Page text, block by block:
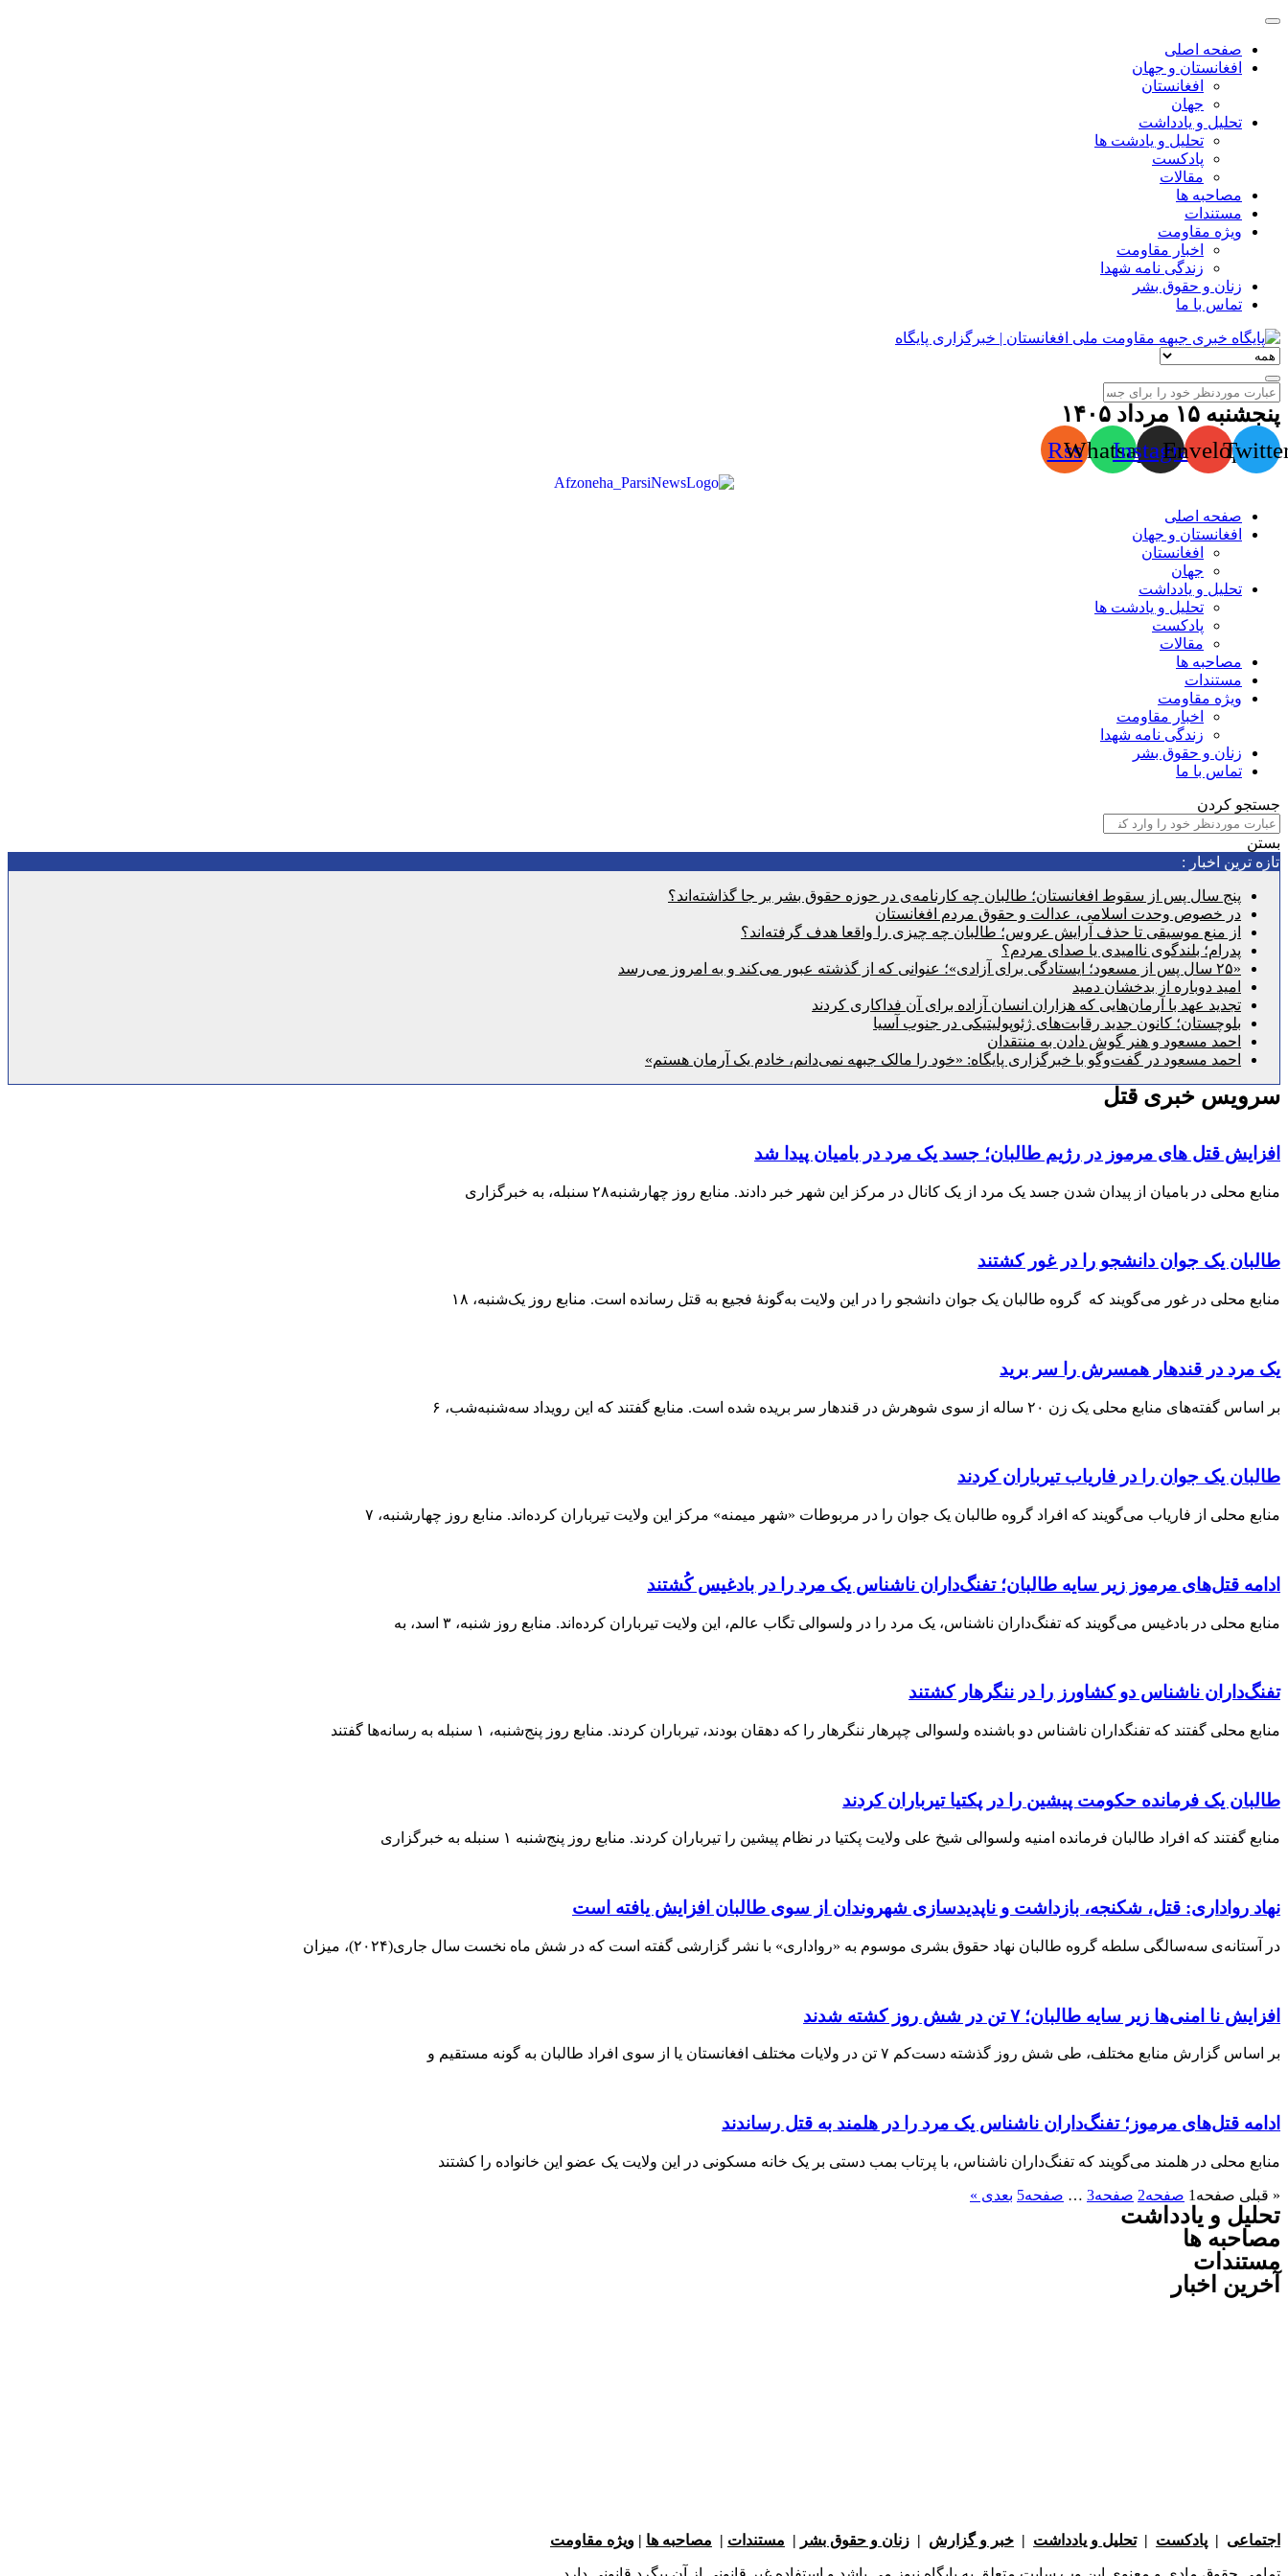
صفحه اصلی
افغانستان و جهان
افغانستان
جهان
تحلیل و یادداشت
تحلیل و یادشت ها
پادکست
مقالات
مصاحبه ها
مستندات
ویژه مقاومت
اخبار مقاومت
زندگی نامه شهدا
زنان و حقوق بشر
تماس با ما
پنجشنبه ۱۵ مرداد ۱۴۰۵
Envelope
Instagram
Whatsapp
Rss
صفحه اصلی
افغانستان و جهان
افغانستان
جهان
تحلیل و یادداشت
تحلیل و یادشت ها
پادکست
مقالات
مصاحبه ها
مستندات
ویژه مقاومت
اخبار مقاومت
زندگی نامه شهدا
زنان و حقوق بشر
تماس با ما
جستجو کردن
بستن
تازه ترین اخبار :
پنج سال پس از سقوط افغانستان؛ طالبان چه کارنامه‌ی در حوزه حقوق بشر بر جا گذاشته‌اند؟
در خصوص وحدت اسلامی، عدالت و حقوق مردم افغانستان
از منع موسیقی تا حذف آرایش عروس؛ طالبان چه چیزی را واقعا هدف گرفته‌اند؟
پدرام؛ بلندگوی ناامیدی یا صدای مردم؟
«۲۵ سال پس از مسعود؛ ایستادگی برای آزادی»؛ عنوانی که از گذشته عبور می‌کند و به امروز می‌رسد
امید دوباره از بدخشان دمید
تجدید عهد با آرمان‌هایی که هزاران انسان آزاده برای آن فداکاری کردند
بلوچستان؛ کانون جدید رقابت‌های ژئوپولیتیکی در جنوب آسیا
احمد مسعود و هنر گوش دادن به منتقدان
احمد مسعود در گفت‌وگو با خبرگزاری پایگاه: «خود را مالک جبهه نمی‌دانم، خادم یک آرمان هستم»
سرویس خبری قتل
افزایش قتل های مرموز در رژیم طالبان؛ جسد یک مرد در بامیان پیدا شد
منابع محلی در بامیان از پیدان شدن جسد یک مرد از یک کانال در مرکز این شهر خبر دادند. منابع روز چهارشنبه۲۸ سنبله، به خبرگزاری
طالبان یک جوان دانشجو را در غور کشتند
منابع محلی در غور می‌گویند که گروه طالبان یک جوان دانشجو را در این ولایت به‌گونۀ فجیع به قتل رسانده است. منابع روز یک‌شنبه، ۱۸
یک مرد در قندهار همسرش را سر برید
بر اساس گفته‌های منابع محلی یک زن ۲۰ ساله از سوی شوهرش در قندهار سر بریده شده است. منابع گفتند که این رویداد سه‌شنبه‌شب، ۶
طالبان یک جوان را در فاریاب تیرباران کردند
منابع محلی از فاریاب می‌گویند که افراد گروه طالبان یک جوان را در مربوطات «شهر میمنه» مرکز این ولایت تیرباران کرده‌اند. منابع روز چهارشنبه، ۷
ادامه قتل‌های مرموز زیر سایه طالبان؛ تفنگ‌داران ناشناس یک مرد را در بادغیس کُشتند
منابع محلی در بادغیس می‌گویند که تفنگ‌داران ناشناس، یک مرد را در ولسوالی تگاب عالم، این ولایت تیرباران کرده‌اند. منابع روز شنبه، ۳ اسد، به
تفنگ‌داران ناشناس دو کشاورز را در ننگرهار کشتند
منابع محلی گفتند که تفنگداران ناشناس دو باشنده ولسوالی چپرهار ننگرهار را که دهقان بودند، تیرباران کردند. منابع روز پنج‌شنبه، ۱ سنبله به رسانه‌ها گفتند
طالبان یک فرمانده حکومت پیشین را در پکتیا تیرباران کردند
منابع گفتند که افراد طالبان فرمانده امنیه ولسوالی شیخ علی ولایت پکتیا در نظام پیشین را تیرباران کردند. منابع روز پنج‌شنبه ۱ سنبله به خبرگزاری
نهاد رواداری: قتل، شکنجه، بازداشت و ناپدیدسازی شهروندان از سوی طالبان افزایش یافته است
در آستانه‌ی سه‌سالگی سلطه گروه طالبان نهاد حقوق بشری موسوم به «رواداری» با نشر گزارشی گفته است که در شش ماه نخست سال جاری(۲۰۲۴)، میزان
افزایش نا امنی‌ها زیر سایه طالبان؛ ۷ تن در شش روز کشته شدند
بر اساس گزارش منابع مختلف، طی شش روز گذشته دست‌کم ۷ تن در ولایات مختلف افغانستان یا از سوی افراد طالبان به گونه مستقیم و
ادامه قتل‌های مرموز؛ تفنگ‌داران ناشناس یک مرد را در هلمند به قتل رساندند
منابع محلی در هلمند می‌گویند که تفنگ‌داران ناشناس، با پرتاب بمب دستی بر یک خانه مسکونی در این ولایت یک عضو این خانواده را کشتند
« قبلی صفحه 1 صفحه2 صفحه3
… صفحه5 بعدی »
تحلیل و یادداشت
مصاحبه ها
مستندات
آخرین اخبار
اجتماعی | پادکست |تحلیل و یادداشت | خبر و گزارش | زنان و حقوق بشر | مستندات | مصاحبه ها | ویژه مقاومت